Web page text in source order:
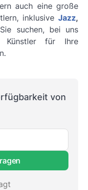
auch eine große
inklusive Jazz,
suchen, bei uns
Künstler für Ihre
von